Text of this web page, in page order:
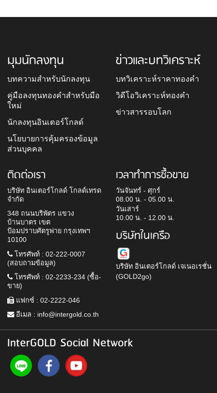
มุมนักลงทุน
บทความสำหรับนักลงทุน
คู่มือลงทุนทองคำสำหรับมือ
ใหม่
นักลงทุนอินเตอร์โกลด์
นโยบายการคุ้มครองข้อมูล
ส่วนบุคคล
ข่าวและบทวิเคราะห์
บทวิเคราะห์ราคาทองคำ
วิดีโอวิเคราะห์ทองคำ
ข่าวสารรอบโลก
ติดต่อเรา
บริษัท อินเตอร์โกลด์ โกลด์เทรด
จำกัด
348 ถนนบริพัตร แขวง
บ้านบาตร เขต
ป้อมปราบศัตรูพ่าย กรุงเทพฯ
10100
โทรศัพท์ : 02-222-0007
(สอบถามข้อมูล)
โทรศัพท์ : 02-2233-234 (ซื้อ-
ขาย)
แฟกซ์ : 02-2222-046
อีเมล : info@intergold.co.th
เวลาทำการซื้อขาย
วันจันทร์ - ศุกร์
08.00 น. - 05.00 น.
วันเสาร์
10.00 น. - 12.00 น.
บริษัทในเครือ
บริษัท อินเตอร์โกลด์ เจเนอเรชั่น
(GOLD2go)
InterGOLD Social Network